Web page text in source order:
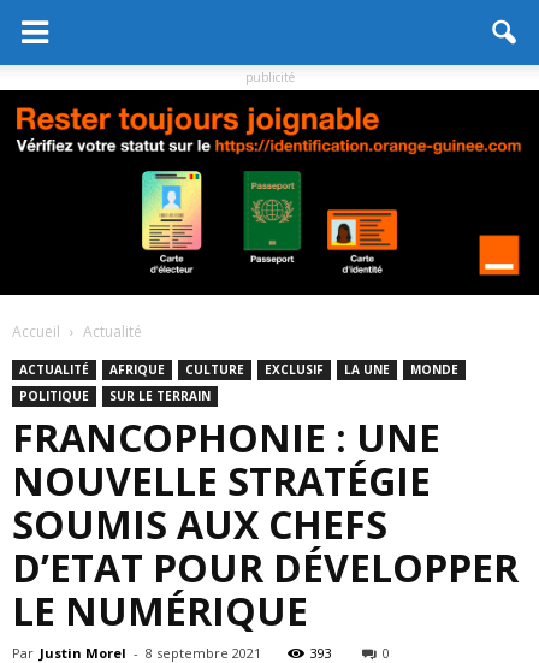
publicité
Accueil Actualité
ACTUALITÉ AFRIQUE CULTURE EXCLUSIF LA UNE
MONDE
POLITIQUE
SUR LE TERRAIN
FRANCOPHONIE : UNE
NOUVELLE STRATÉGIE
SOUMIS AUX CHEFS
D’ETAT POUR DÉVELOPPER
LE NUMÉRIQUE
Par Justin Morel - 8 septembre 2021 393 0